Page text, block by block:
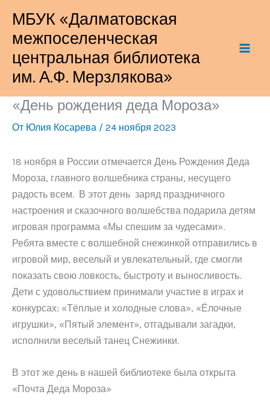
содержимому
МБУК «Далматовская
межпоселенческая
центральная библиотека
им. А.Ф. Мерзлякова»
«День рождения деда Мороза»
От Юлия Косарева / 24 ноября 2023
18 ноября в России отмечается День Рождения Деда
Мороза, главного волшебника страны, несущего
радость всем. В этот день заряд праздничного
настроения и сказочного волшебства подарила детям
игровая программа «Мы спешим за чудесами».
Ребята вместе с волшебной снежинкой отправились в
игровой мир, веселый и увлекательный, где смогли
показать свою ловкость, быстроту и выносливость.
Дети с удовольствием принимали участие в играх и
конкурсах: «Тёплые и холодные слова», «Ёлочные
игрушки», «Пятый элемент», отгадывали загадки,
исполнили веселый танец Снежинки.
В этот же день в нашей библиотеке была открыта
«Почта Деда Мороза»